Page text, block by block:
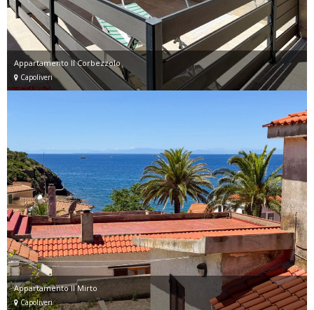
Appartamento Il Corbezzolo
Capoliveri
Appartamento Il Mirto
Capoliveri